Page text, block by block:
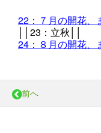
22：７月の開花、
23：立秋││
24：８月の開花、
前へ